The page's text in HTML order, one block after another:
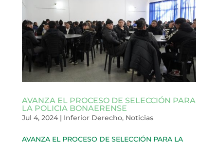
AVANZA EL PROCESO DE SELECCIÓN PARA
LA POLICIA BONAERENSE
Jul 4, 2024| Inferior Derecho, Noticias
AVANZA EL PROCESO DE SELECCIÓN PARA LA